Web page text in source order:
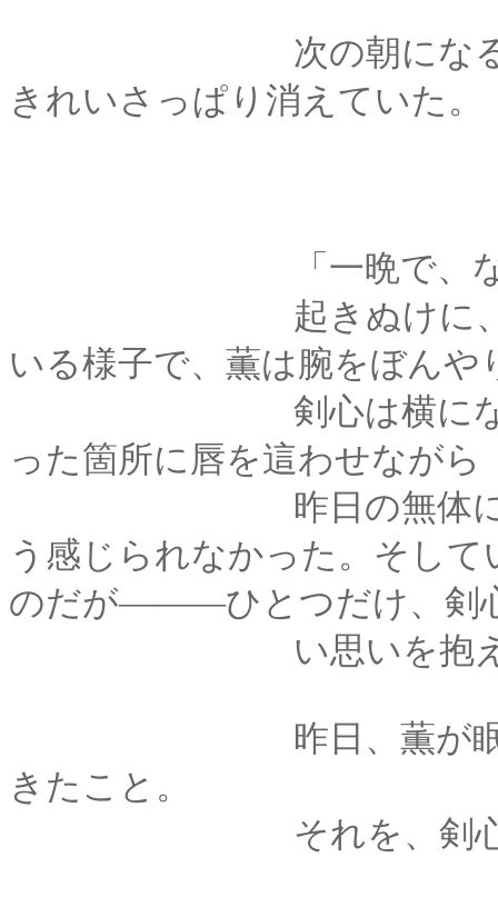
次の朝になると、薫
きれいさっぱり消えていた。
「一晩で、なくな
起きぬけに、まだ半
いる様子で、薫は腕をぼん
剣心は横になったま
った箇所に唇を這わせなが
昨日の無体について
う感じられなかった。そし
のだが―――ひとつだけ、剣
い思いを抱えて
昨日、薫が眠ってい
きたこと。
それを、剣心は彼